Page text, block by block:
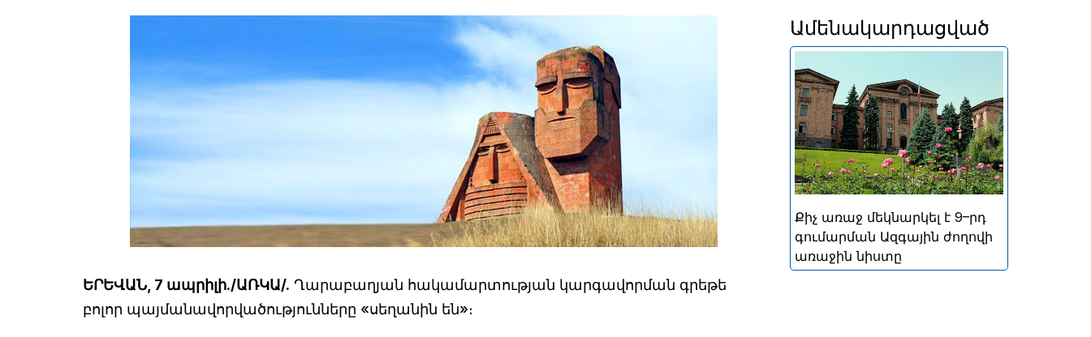
ԵՐԵՎԱՆ, 7 ապրիլի./ԱՌԿԱ/. Ղարաբաղյան հակամարտության կարգավորման գրեթե
բոլոր պայմանավորվածությունները «սեղանին են»։
Ամենակարդացված
2-ին, իր աշխատանքն է սկսել
2026 թվականի հունիսի 7-ին
կայացած հերթական
խորհրդարանական
ընտրությունների
արդյունքներով ձևավորված
Հայաստանի 9-րդ գումարման
Ազգային ժողովի առաջին
նիստը
Քիչ առաջ մեկնարկել է 9–րդ
գումարման Ազգային ժողովի
առաջին նիստը